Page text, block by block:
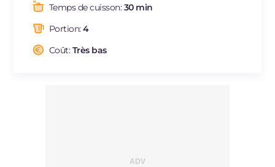
Temps de cuisson:30 min
Portion:4
Coût:Très bas